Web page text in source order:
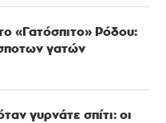
«Γατόσπιτο» Ρόδου:
γατών
γυρνάτε σπίτι: οι